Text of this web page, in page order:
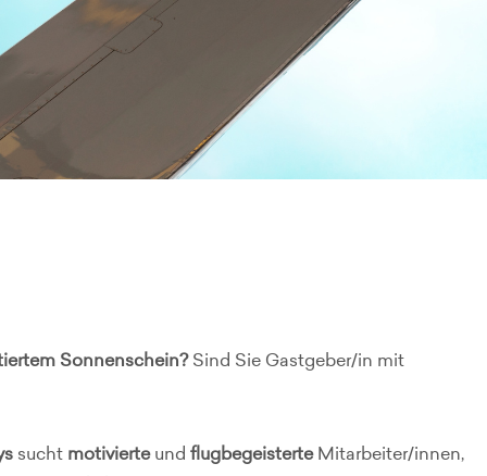
Sonnenschein?Sind Sie Gastgeber/in mit
sucht motivierteund flugbegeisterteMitarbeiter/innen,